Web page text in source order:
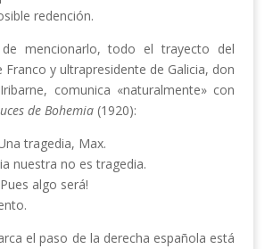
redención.
de mencionarlo, todo el trayecto del
y ultrapresidente de Galicia, don
comunica «naturalmente» con
de Bohemia(1920):
tragedia, Max.
nuestra no es tragedia.
algo será!
el paso de la derecha española está